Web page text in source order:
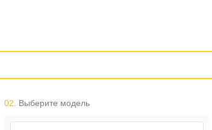
02. Выберите модель